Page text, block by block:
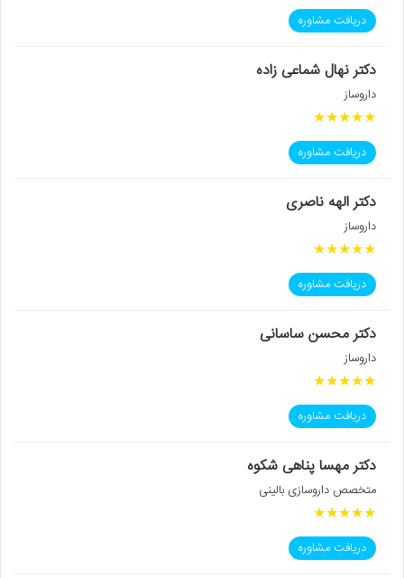
دریافت مشاوره
دکتر نهال شماعی زاده
داروساز
★
★
★
★
★
دریافت مشاوره
دکتر الهه ناصری
داروساز
★
★
★
★
★
دریافت مشاوره
دکتر محسن ساسانی
داروساز
★
★
★
★
★
دریافت مشاوره
دکتر مهسا پناهی شکوه
متخصص داروسازی بالینی
★
★
★
★
★
دریافت مشاوره